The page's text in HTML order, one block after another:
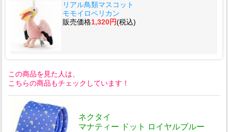
リアル鳥類マスコット
モモイロペリカン
販売価格1,320円(税込)
この商品を見た人は、
こちらの商品もチェックしています！
ネクタイ
マナティー ドット ロイヤルブルー